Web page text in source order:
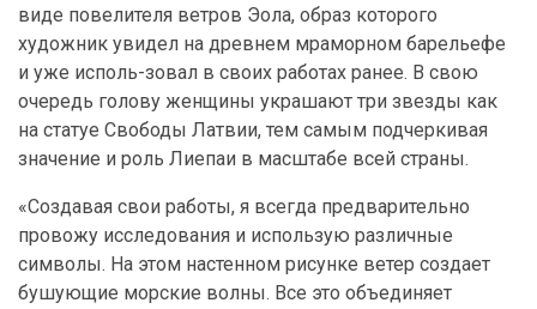
виде повелителя ветров Эола, образ которого
художник увидел на древнем мраморном барельефе
и уже исполь-зовал в своих работах ранее. В свою
очередь голову женщины украшают три звезды как
на статуе Свободы Латвии, тем самым подчеркивая
значение и роль Лиепаи в масштабе всей страны.
«Создавая свои работы, я всегда предварительно
провожу исследования и использую различные
символы. На этом настенном рисунке ветер создает
бушующие морские волны. Все это объединяет